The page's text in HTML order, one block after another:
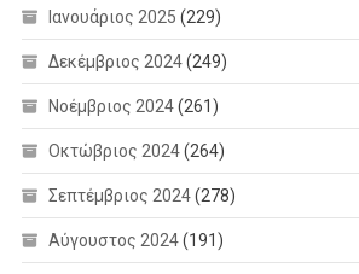
Ιανουάριος 2025 (229)
Δεκέμβριος 2024(249)
Νοέμβριος 2024(261)
Οκτώβριος 2024(264)
Σεπτέμβριος 2024(278)
Αύγουστος 2024(191)